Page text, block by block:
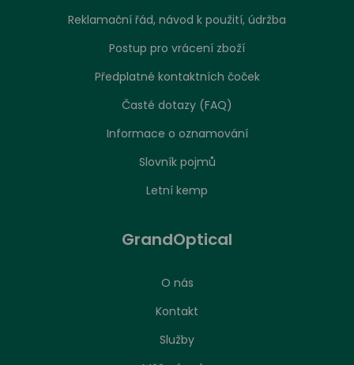
Reklamační řád, návod k použití, údržba
Postup pro vrácení zboží
Předplatné kontaktních čoček
Časté dotazy (FAQ)
Informace o oznamování
Slovník pojmů
Letní kemp
GrandOptical
O nás
Kontakt
Služby